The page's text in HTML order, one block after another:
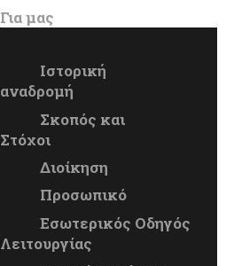
Για μας
Ιστορική
αναδρομή
Σκοπός και
Στόχοι
Διοίκηση
Προσωπικό
Εσωτερικός Οδηγός
Λειτουργίας